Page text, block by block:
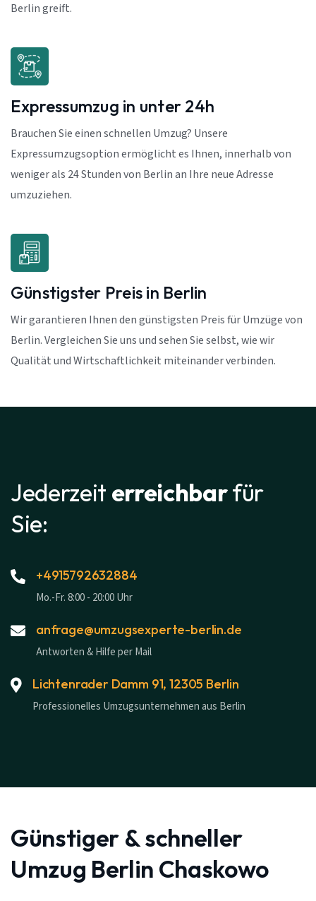
Berlin greift.
Expressumzug in unter 24h
Brauchen Sie einen schnellen Umzug? Unsere
Expressumzugsoption ermöglicht es Ihnen, innerhalb von
weniger als 24 Stunden von Berlin an Ihre neue Adresse
umzuziehen.
Günstigster Preis in Berlin
Wir garantieren Ihnen den günstigsten Preis für Umzüge von
Berlin. Vergleichen Sie uns und sehen Sie selbst, wie wir
Qualität und Wirtschaftlichkeit miteinander verbinden.
Jederzeit erreichbarfür
Sie:
+4915792632884
Mo.-Fr. 8:00 - 20:00 Uhr
anfrage@umzugsexperte-berlin.de
Antworten & Hilfe per Mail
Lichtenrader Damm 91, 12305 Berlin
Professionelles Umzugsunternehmen aus Berlin
Günstiger & schneller
Umzug Berlin Chaskowo